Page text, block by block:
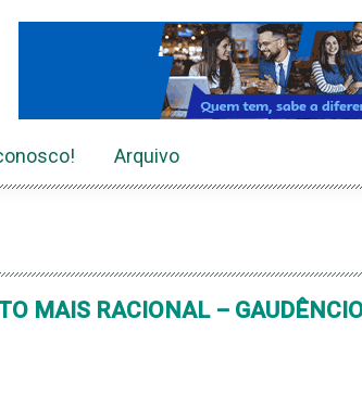
Arquivo
MAIS RACIONAL –